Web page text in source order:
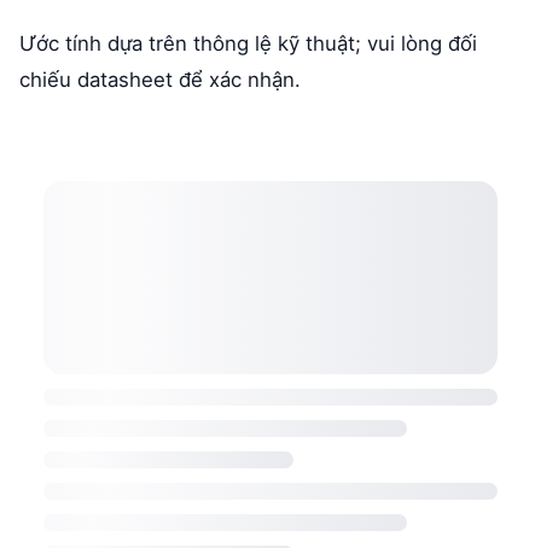
Ước tính dựa trên thông lệ kỹ thuật; vui lòng đối
chiếu datasheet để xác nhận.